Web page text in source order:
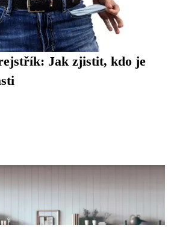
Jak zjistit, kdo je